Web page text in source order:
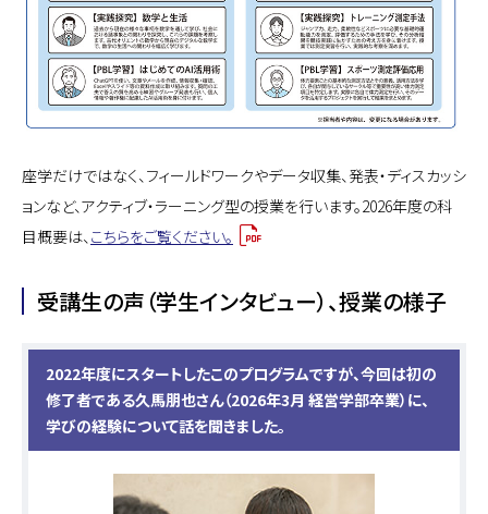
座学だけではなく、フィールドワークやデータ収集、発表・ディスカッシ
ョンなど、アクティブ・ラーニング型の授業を行います。2026年度の科
目概要は、 こちらをご覧ください。
受講生の声（学生インタビュー）、授業の様子
2022年度にスタートしたこのプログラムですが、今回は初の
修了者である久馬朋也さん（2026年3月 経営学部卒業）に、
学びの経験について話を聞きました。